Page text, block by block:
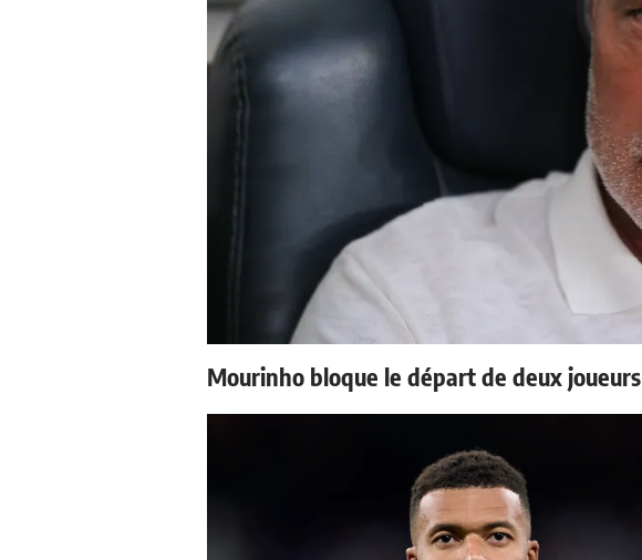
Mourinho bloque le départ de deux joueurs